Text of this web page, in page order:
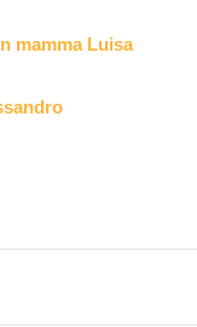
mamma Luisa